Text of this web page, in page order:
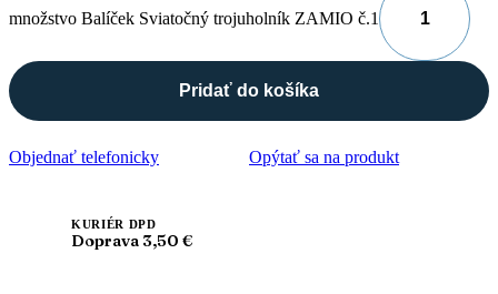
množstvo Balíček Sviatočný trojuholník ZAMIO č.1
Pridať do košíka
Objednať telefonicky Opýtať sa na produkt
KURIÉR DPD
Doprava 3,50 €